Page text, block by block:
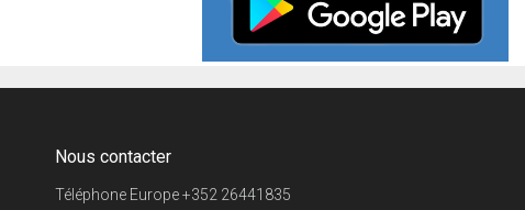
Nous contacter
Téléphone Europe+352 26441835